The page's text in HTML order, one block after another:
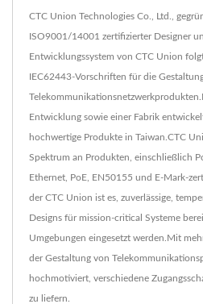
CTC Union Technologies Co., Ltd.,
ISO9001/14001 zertifizierter Designer
Entwicklungssystem von CTC Union
IEC62443-Vorschriften für die
Entwicklung sowie einer Fabrik
hochwertige Produkte in Taiwan.CTC
Spektrum an Produkten, einschließlich
Ethernet, PoE, EN50155 und E-Mark-
der CTC Union ist es, zuverlässige,
Designs für mission-critical Systeme
Umgebungen eingesetzt werden.Mit
der Gestaltung von
hochmotiviert, verschiedene
zu liefern.